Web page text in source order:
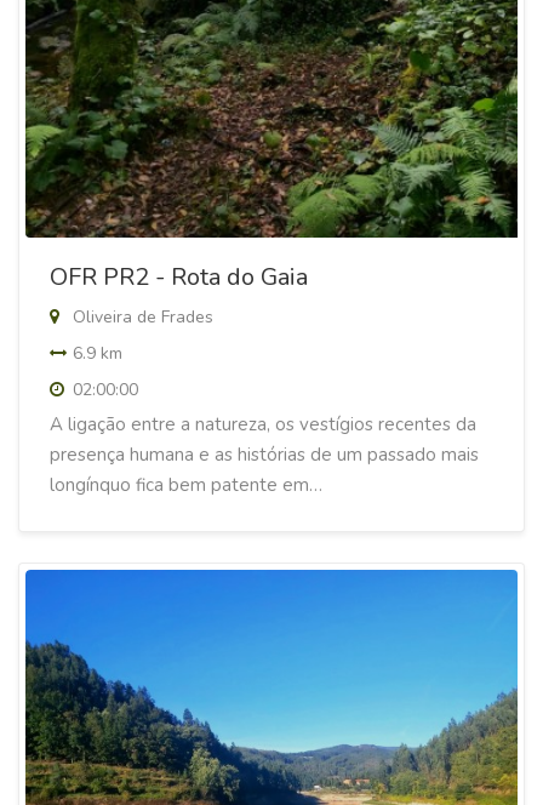
OFR PR2 - Rota do Gaia
Oliveira de Frades
6.9 km
02:00:00
A ligação entre a natureza, os vestígios recentes da
presença humana e as histórias de um passado mais
longínquo fica bem patente em…